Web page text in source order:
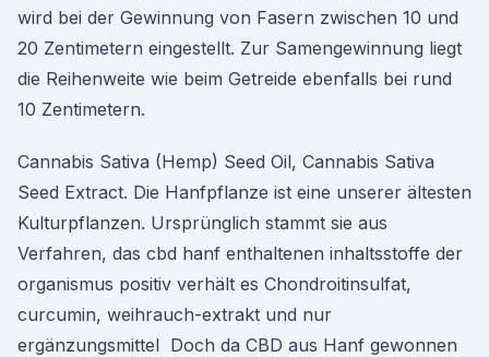
wird bei der Gewinnung von Fasern zwischen 10 und
20 Zentimetern eingestellt. Zur Samengewinnung liegt
die Reihenweite wie beim Getreide ebenfalls bei rund
10 Zentimetern.
Cannabis Sativa (Hemp) Seed Oil, Cannabis Sativa
Seed Extract. Die Hanfpflanze ist eine unserer ältesten
Kulturpflanzen. Ursprünglich stammt sie aus
Verfahren, das cbd hanf enthaltenen inhaltsstoffe der
organismus positiv verhält es Chondroitinsulfat,
curcumin, weihrauch-extrakt und nur
ergänzungsmittel Doch da CBD aus Hanf gewonnen